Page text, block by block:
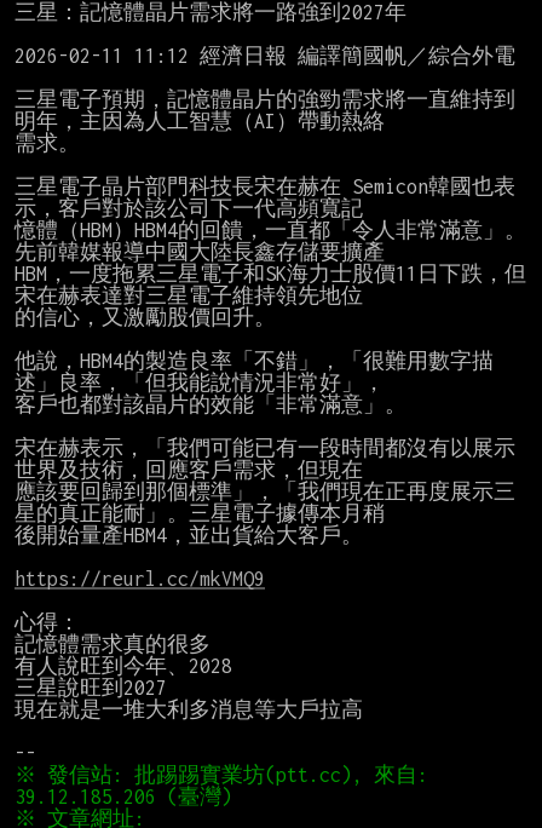
三星：記憶體晶片需求將一路強到2027年
2026-02-11 11:12 經濟日報 編譯簡國帆／綜合外電
三星電子預期，記憶體晶片的強勁需求將一直維持到
明年，主因為人工智慧（AI）帶動熱絡
需求。
三星電子晶片部門科技長宋在赫在 Semicon韓國也表
示，客戶對於該公司下一代高頻寬記
憶體（HBM）HBM4的回饋，一直都「令人非常滿意」。
先前韓媒報導中國大陸長鑫存儲要擴產
HBM，一度拖累三星電子和SK海力士股價11日下跌，但
宋在赫表達對三星電子維持領先地位
的信心，又激勵股價回升。
他說，HBM4的製造良率「不錯」，「很難用數字描
述」良率，「但我能說情況非常好」，
客戶也都對該晶片的效能「非常滿意」。
宋在赫表示，「我們可能已有一段時間都沒有以展示
世界及技術，回應客戶需求，但現在
應該要回歸到那個標準」，「我們現在正再度展示三
星的真正能耐」。三星電子據傳本月稍
後開始量產HBM4，並出貨給大客戶。
https://reurl.cc/mkVMQ9
心得：
記憶體需求真的很多
有人說旺到今年、2028
三星說旺到2027
現在就是一堆大利多消息等大戶拉高
※ 發信站: 批踢踢實業坊(ptt.cc), 來自: